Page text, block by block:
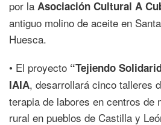
por la Asociación Cultural A
antiguo molino de aceite en
Huesca.
• El proyecto “Tejiendo
IAIA, desarrollará cinco talleres
terapia de labores en centros de
rural en pueblos de Castilla y